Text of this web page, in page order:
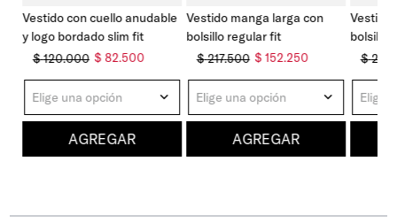
Vestido con cuello anudable
y logo bordado slim fit
$82.500
$120.000
Elige una opción
AGREGAR
Vestido manga larga con
bolsillo regular fit
$152.250
$217.500
Elige una opción
AGREGAR
Vestido
bolsillo
$217
Elige